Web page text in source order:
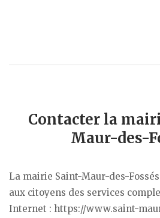
Contacter la
Maur-des-
La mairie Saint-Maur-des-
aux citoyens des services
Internet : https://www.saint-